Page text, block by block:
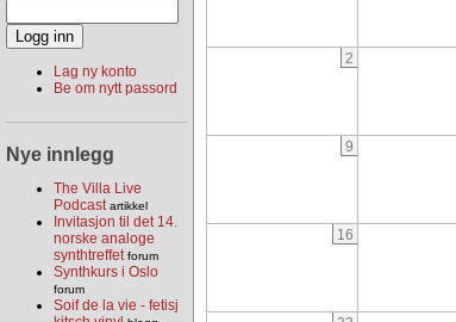
Lag ny konto
Be om nytt passord
Nye innlegg
The Villa Live
Podcastartikkel
Invitasjon til det 14.
norske analoge
synthtreffet forum
Synthkurs i Oslo
forum
Soif de la vie - fetisj
2
9
16